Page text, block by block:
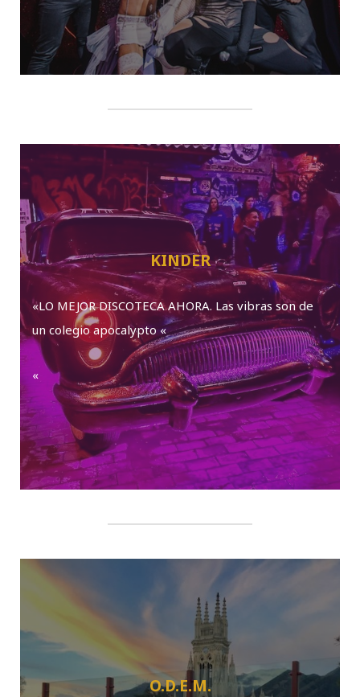
KINDER
«LO MEJOR DISCOTECA AHORA. Las vibras son de
un colegio apocalypto «
«
O.D.E.M.